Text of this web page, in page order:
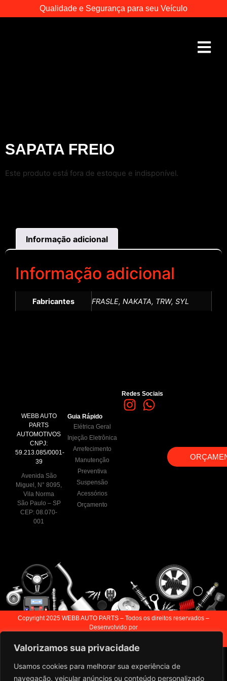
Valorizamos sua privacidade
Usamos cookies para melhorar sua experiência de
navegação, veicular anúncios ou conteúdo personalizado
Qualidade e Segurança para seu Veículo
SAPATA FREIO
Este produto está fora de estoque e indisponível.
Informação adicional
Informação adicional
Fabricantes FRASLE, NAKATA, TRW, SYL
WEBB AUTO
PARTS
AUTOMOTIVOS
CNPJ:
59.213.085/0001-
39
Avenida São
Miguel, N° 8095,
Vila Norma
São Paulo – SP
CEP: 08.070-
001
Guia Rápido
Elétrica Geral
Injeção Eletrônica
Arrefecimento
Manutenção
Preventiva
Suspensão
Acessórios
Orçamento
Redes Sociais
Copyright 2025 WEBB AUTO PARTS – Todos os direitos reservados –
Desenvolvido por